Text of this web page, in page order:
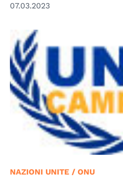
07.03.2023
© UN Photo
NAZIONI UNITE / ONU